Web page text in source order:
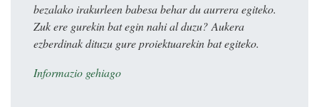
bezalako irakurleen babesa behar du aurrera egiteko.
Zuk ere gurekin bat egin nahi al duzu? Aukera
ezberdinak dituzu gure proiektuarekin bat egiteko.
Informazio gehiago